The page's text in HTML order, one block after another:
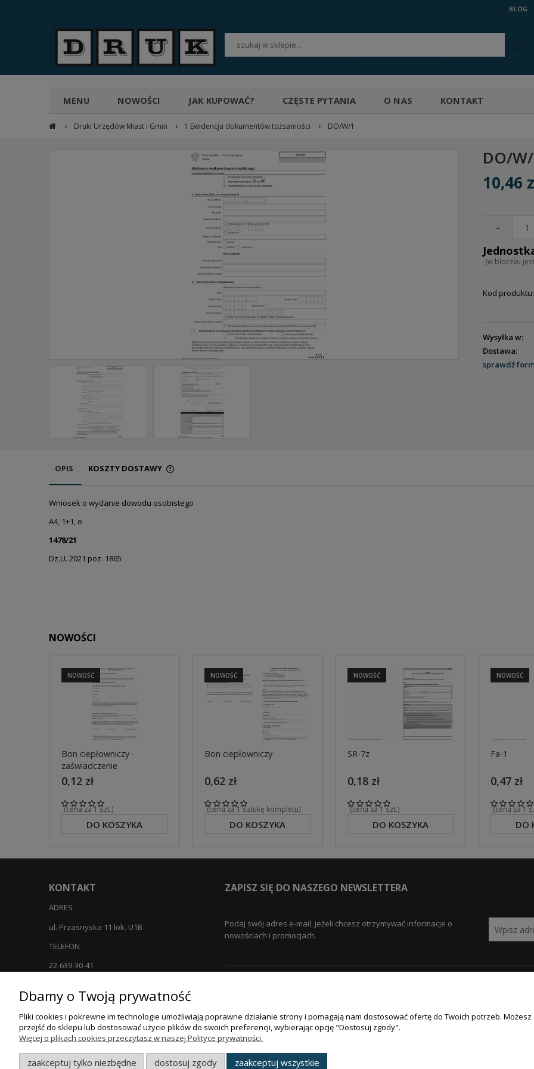
BLOG
MENU NOWOŚCI JAK KUPOWAĆ? CZĘSTE PYTANIA O NAS KONTAKT
› Druki Urzędów Miast i Gmin › 1 Ewidencja dokumentów tożsamości › DO/W/1
DO/
10,46
-
(w bloczku
Kod produktu:
Wysyłka w:
Dostawa:
sprawdź
OPIS KOSZTY DOSTAWY
KOSZTÓW PŁATNOŚCI
Wniosek o wydanie dowodu osobistego
A4, 1+1, o
1478/21
Dz.U. 2021 poz. 1865
NOWOŚCI
Bon ciepłowniczy -
zaświadczenie
0,12 zł
(cena za 1 szt.)
DO KOSZYKA
NOWOŚĆ
Bon ciepłowniczy
0,62 zł
(cena za 1 sztukę kompletu)
DO KOSZYKA
NOWOŚĆ
SR-7z
0,18 zł
(cena za 1 szt.)
DO KOSZYKA
NOWOŚĆ
Fa-1
0,47 zł
(cena za 1
DO
NOWOŚĆ
KONTAKT
ADRES
ul. Przasnyska 11 lok. U1B
TELEFON
22-639-30-41
info@pphudruk.com.pl
GODZINY PRACY
Pon - Pt / 8:00 - 16:00
ZAPISZ SIĘ DO NASZEGO NEWSLETTERA
Podaj swój adres e-mail, jeżeli chcesz otrzymywać informacje o
nowościach i promocjach.
Czas realizacji zamówienia
Formy płatności
Reklamacje i zwroty
Jak kupować?
RODO
Logowanie
Dbamy o Twoją prywatność
Pliki cookies i pokrewne im technologie umożliwiają poprawne działanie strony i pomagają nam dostosować ofertę do Twoich potrzeb.
przejść do sklepu lub dostosować użycie plików do swoich preferencji, wybierając opcję "Dostosuj zgody".
Więcej o plikach cookies przeczytasz w naszej Polityce prywatności.
zaakceptuj tylko niezbędne dostosuj zgody zaakceptuj wszystkie